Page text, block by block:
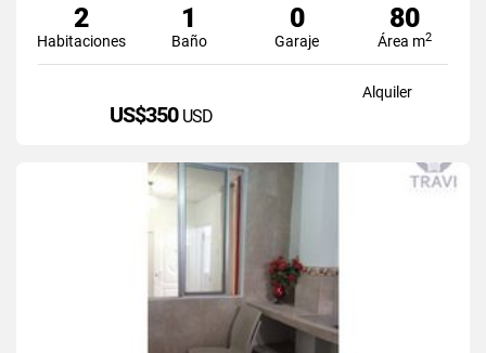
2
Habitaciones
1
Baño
0
Garaje
80
Área m2
Alquiler
US$350 USD